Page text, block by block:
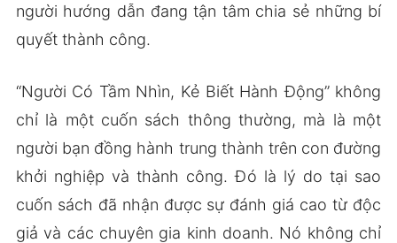
người hướng dẫn đang tận tâm chia sẻ những bí
quyết thành công.
“Người Có Tầm Nhìn, Kẻ Biết Hành Động” không
chỉ là một cuốn sách thông thường, mà là một
người bạn đồng hành trung thành trên con đường
khởi nghiệp và thành công. Đó là lý do tại sao
cuốn sách đã nhận được sự đánh giá cao từ độc
giả và các chuyên gia kinh doanh. Nó không chỉ